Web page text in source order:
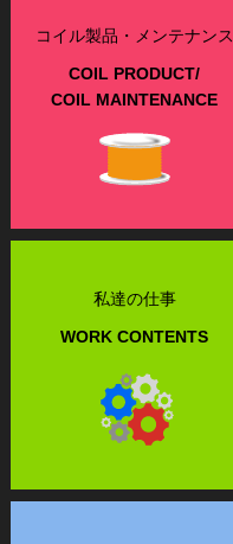
コイル製品・メンテナンス
COIL PRODUCT/
COIL MAINTENANCE
私達の仕事
WORK CONTENTS